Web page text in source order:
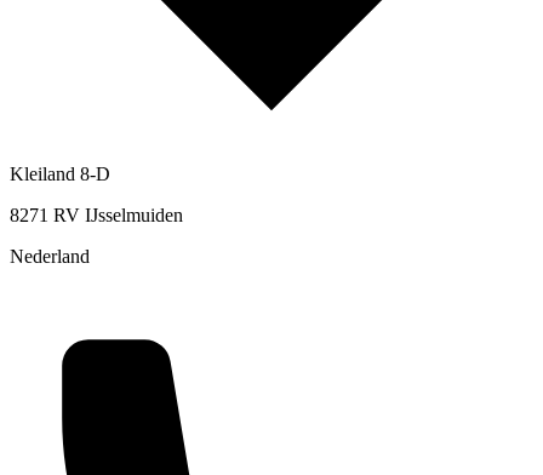
Kleiland 8-D
8271 RV IJsselmuiden
Nederland